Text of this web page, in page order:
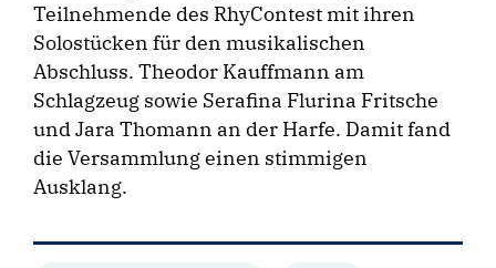
Teilnehmende des RhyContest mit ihren
Solostücken für den musikalischen
Abschluss. Theodor Kauffmann am
Schlagzeug sowie Serafina Flurina Fritsche
und Jara Thomann an der Harfe. Damit fand
die Versammlung einen stimmigen
Ausklang.